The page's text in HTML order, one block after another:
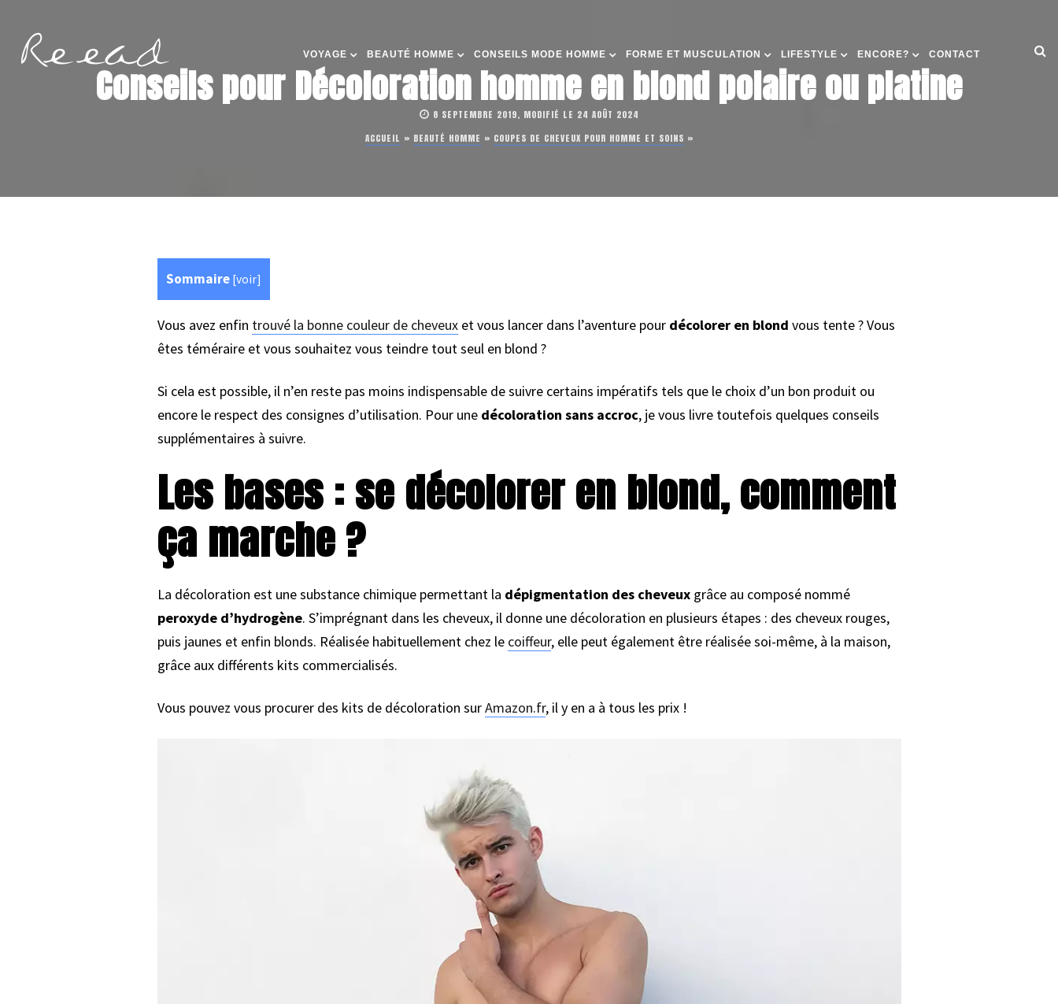
VOYAGE BEAUTÉ HOMME CONSEILS MODE HOMME FORME ET MUSCULATION LIFESTYLE ENCORE? CONTACT
Conseils pour Décoloration homme en blond polaire ou platine
8 SEPTEMBRE 2019, MODIFIÉ LE 24 AOÛT 2024
ACCUEIL » BEAUTÉ HOMME » COUPES DE CHEVEUX POUR HOMME ET SOINS »
Sommaire [voir]
Vous avez enfin trouvé la bonne couleur de cheveuxet vous lancer dans l’aventure pour décolorer en blond vous tente ? Vous
êtes téméraire et vous souhaitez vous teindre tout seul en blond ?
Si cela est possible, il n’en reste pas moins indispensable de suivre certains impératifs tels que le choix d’un bon produit ou
encore le respect des consignes d’utilisation. Pour une décoloration sans accroc, je vous livre toutefois quelques conseils
supplémentaires à suivre.
Les bases : se décolorer en blond, comment
ça marche ?
La décoloration est une substance chimique permettant la dépigmentation des cheveuxgrâce au composé nommé
peroxyde d’hydrogène. S’imprégnant dans les cheveux, il donne une décoloration en plusieurs étapes : des cheveux rouges,
puis jaunes et enfin blonds. Réalisée habituellement chez le coiffeur, elle peut également être réalisée soi-même, à la maison,
grâce aux différents kits commercialisés.
Vous pouvez vous procurer des kits de décoloration surAmazon.fr, il y en a à tous les prix !